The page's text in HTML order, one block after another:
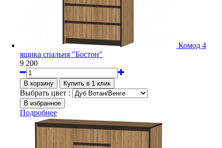
Комод 4
ящика спальня "Бостон"
9 200
Выбрать цвет :
Подробнее